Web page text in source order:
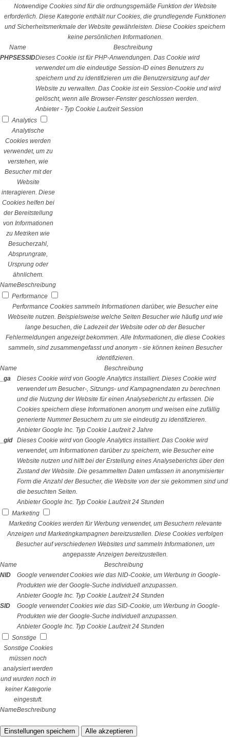
Notwendige Cookies sind für die ordnungsgemäße Funktion der Website
erforderlich. Diese Kategorie enthält nur Cookies, die grundlegende Funktionen
und Sicherheitsmerkmale der Website gewährleisten. Diese Cookies speichern
keine persönlichen Informationen.
Name
Beschreibung
PHPSESSIDDieses Cookie ist für PHP-Anwendungen. Das Cookie wird
verwendet um die eindeutige Session-ID eines Benutzers zu
speichern und zu identifizieren um die Benutzersitzung auf der
Website zu verwalten. Das Cookie ist ein Session-Cookie und wird
gelöscht, wenn alle Browser-Fenster geschlossen werden.
Anbieter - Typ Cookie Laufzeit Session
Analytics
Analytische
Cookies werden
verwendet, um zu
verstehen, wie
Besucher mit der
Website
interagieren. Diese
Cookies helfen bei
der Bereitstellung
von Informationen
zu Metriken wie
Besucherzahl,
Absprungrate,
Ursprung oder
ähnlichem.
NameBeschreibung
Performance
Performance Cookies sammeln Informationen darüber, wie Besucher eine
Webseite nutzen. Beispielsweise welche Seiten Besucher wie häufig und wie
lange besuchen, die Ladezeit der Website oder ob der Besucher
Fehlermeldungen angezeigt bekommen. Alle Informationen, die diese Cookies
sammeln, sind zusammengefasst und anonym - sie können keinen Besucher
identifizieren.
Name
Beschreibung
_ga
Dieses Cookie wird von Google Analytics installiert. Dieses Cookie wird
verwendet um Besucher-, Sitzungs- und Kampagnendaten zu berechnen
und die Nutzung der Website für einen Analysebericht zu erfassen. Die
Cookies speichern diese Informationen anonym und weisen eine zufällig
generierte Nummer Besuchern zu um sie eindeutig zu identifizieren.
Anbieter Google Inc. Typ Cookie Laufzeit 2 Jahre
_gid
Dieses Cookie wird von Google Analytics installiert. Das Cookie wird
verwendet, um Informationen darüber zu speichern, wie Besucher eine
Website nutzen und hilft bei der Erstellung eines Analyseberichts über den
Zustand der Website. Die gesammelten Daten umfassen in anonymisierter
Form die Anzahl der Besucher, die Website von der sie gekommen sind und
die besuchten Seiten.
Anbieter Google Inc. Typ Cookie Laufzeit 24 Stunden
Marketing
Marketing Cookies werden für Werbung verwendet, um Besuchern relevante
Anzeigen und Marketingkampagnen bereitzustellen. Diese Cookies verfolgen
Besucher auf verschiedenen Websites und sammeln Informationen, um
angepasste Anzeigen bereitzustellen.
Name
Beschreibung
NID
Google verwendet Cookies wie das NID-Cookie, um Werbung in Google-
Produkten wie der Google-Suche individuell anzupassen.
Anbieter Google Inc. Typ Cookie Laufzeit 24 Stunden
SID
Google verwendet Cookies wie das SID-Cookie, um Werbung in Google-
Produkten wie der Google-Suche individuell anzupassen.
Anbieter Google Inc. Typ Cookie Laufzeit 24 Stunden
Sonstige
Sonstige Cookies
müssen noch
analysiert werden
und wurden noch in
keiner Kategorie
eingestuft.
NameBeschreibung
Einstellungen speichern Alle akzeptieren